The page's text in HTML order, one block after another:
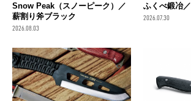
Snow Peak（スノーピーク）／
薪割り斧ブラック
2026.08.03
ふくべ鍛冶
2026.07.30